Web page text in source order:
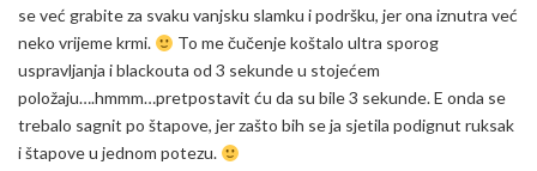
se već grabite za svaku vanjsku slamku i podršku, jer ona iznutra već
neko vrijeme krmi.
To me čučenje koštalo ultra sporog
uspravljanja i blackouta od 3 sekunde u stojećem
položaju….hmmm…pretpostavit ću da su bile 3 sekunde. E onda se
trebalo sagnit po štapove, jer zašto bih se ja sjetila podignut ruksak
i štapove u jednom potezu.